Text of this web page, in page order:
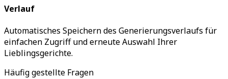
Verlauf
Automatisches Speichern des Generierungsverlaufs für
einfachen Zugriff und erneute Auswahl Ihrer
Lieblingsgerichte.
Häufig gestellte Fragen